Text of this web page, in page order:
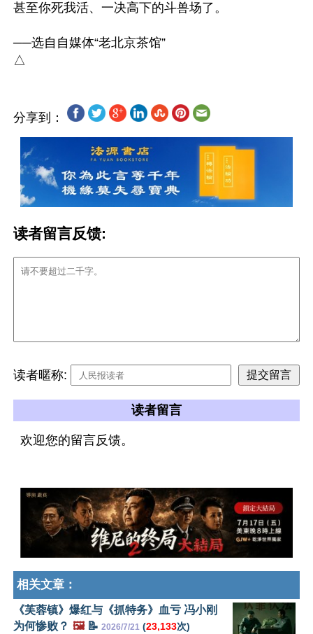
甚至你死我活、一决高下的斗兽场了。
──选自自媒体“老北京茶馆”
分享到：
读者留言反馈:
读者暱称:
读者留言
欢迎您的留言反馈。
相关文章：
《芙蓉镇》爆红与《抓特务》血亏 冯小刚
为何惨败？ 🖼️📝 2026/7/21 (23,133次)